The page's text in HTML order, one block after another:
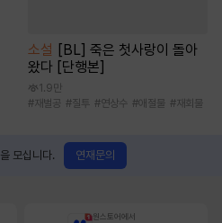
소설 [BL] 죽은 첫사랑이 돌아
왔다 [단행본]
1.9만
#재벌공 #질투 #연상수 #애절물 #재회물
을 모십니다. 연재문의
원스토어에서